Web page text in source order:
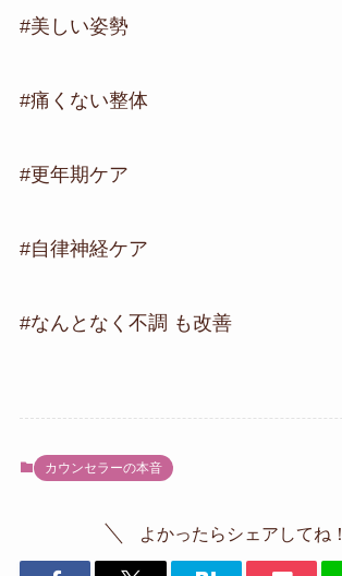
#美しい姿勢
#痛くない整体
#更年期ケア
#自律神経ケア
#なんとなく不調 も改善
カウンセラーの本音
よかったらシェアしてね！